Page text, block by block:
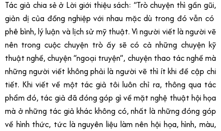
Tác giả chia sẻ ở Lời giới thiệu sách: “Trò chuyện thì gần gũi,
giản dị của đồng nghiệp với nhau mặc dù trong đó vẫn có
phê bình, lý luận và lịch sử mỹ thuật. Vì người viết là người vẽ
nên trong cuộc chuyện trò ấy sẽ có cả những chuyện kỹ
thuật nghề, chuyện “ngoại truyện”, chuyện thao tác nghề mà
những người viết không phải là người vẽ thì ít khi đề cập chi
tiết. Khi viết về một tác giả tôi luôn chỉ ra, thông qua tác
phẩm đó, tác giả đã đóng góp gì về mặt nghệ thuật hội họa
mà ở những tác giả khác không có, nhất là những đóng góp
về hình thức, tức là nguyên liệu làm nên hội họa, hình, màu,